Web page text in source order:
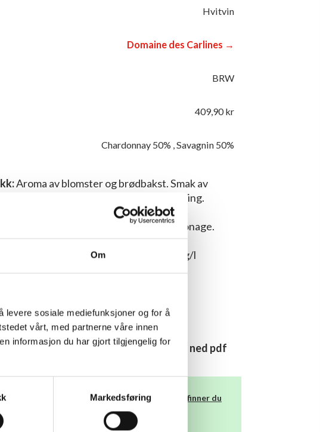
Om
levere sosiale mediefunksjoner og for å
vårt, med partnerne våre innen
informasjon du har gjort tilgjengelig for
Markedsføring
Hvitvin
Domaine des Carlines →
BRW
409,90 kr
Chardonnay 50% ,Savagnin 50%
Aroma av blomster og brødbakst. Smak av
fedme og frisk syre. Fast og lang avslutning.
på bunnfall på brukte fat, ingen battonage.
0,5 g/l 6,1 g/l
10 - 12 ° C
Last ned pdf
kan gi ulike skadevirkninger. Nærmere informasjon finner du